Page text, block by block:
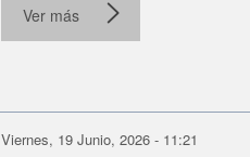
Ver más
Viernes, 19 Junio, 2026 - 11:21